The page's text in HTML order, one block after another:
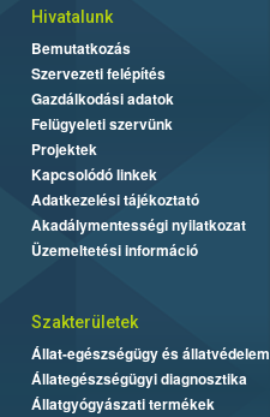
Hivatalunk
Bemutatkozás
Szervezeti felépítés
Gazdálkodási adatok
Felügyeleti szervünk
Projektek
Kapcsolódó linkek
Adatkezelési tájékoztató
Akadálymentességi nyilatkozat
Üzemeltetési információ
Szakterületek
Állat-egészségügy és állatvédelem
Állategészségügyi diagnosztika
Állatgyógyászati termékek